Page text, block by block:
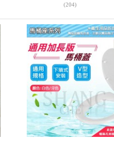
(204)